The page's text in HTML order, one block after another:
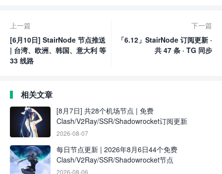
上一篇
[6月10日] StairNode 节点推送
| 台湾、欧洲、韩国、意大利 等
33 线路
下一篇
「6.12」StairNode 订阅更新 ·
共 47 条 · TG 同步
相关文章
[8月7日] 共28个机场节点 | 免费
Clash/V2Ray/SSR/Shadowrocket订阅更新
2026-08-07
每日节点更新 | 2026年8月6日44个免费
Clash/V2Ray/SSR/Shadowrocket节点
2026-08-06